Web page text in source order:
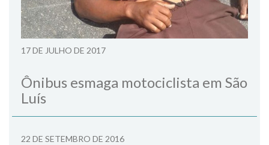
17 DE JULHO DE 2017
Ônibus esmaga motociclista em São
Luís
22 DE SETEMBRO DE 2016